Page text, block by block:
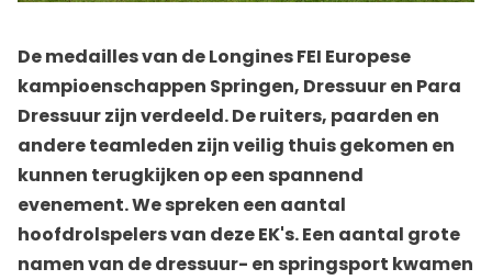
De medailles van de Longines FEI Europese
kampioenschappen Springen, Dressuur en Para
Dressuur zijn verdeeld. De ruiters, paarden en
andere teamleden zijn veilig thuis gekomen en
kunnen terugkijken op een spannend
evenement. We spreken een aantal
hoofdrolspelers van deze EK's. Een aantal grote
namen van de dressuur- en springsport kwamen